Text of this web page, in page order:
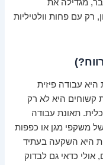
מגדילה את
עם פחות וולטיליות
היא עבודה פיזית
קשוחים היא לא רק
תאונת עבודה
משקפי מגן או כפפות
היא השקעה בעתיד
כדאי גם לבדוק